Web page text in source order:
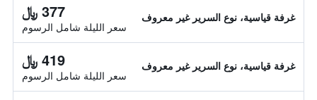
غرفة قياسية، نوع السرير غير معروف 377 ﷼
سعر الليلة شامل الرسوم
غرفة قياسية، نوع السرير غير معروف 419 ﷼
سعر الليلة شامل الرسوم